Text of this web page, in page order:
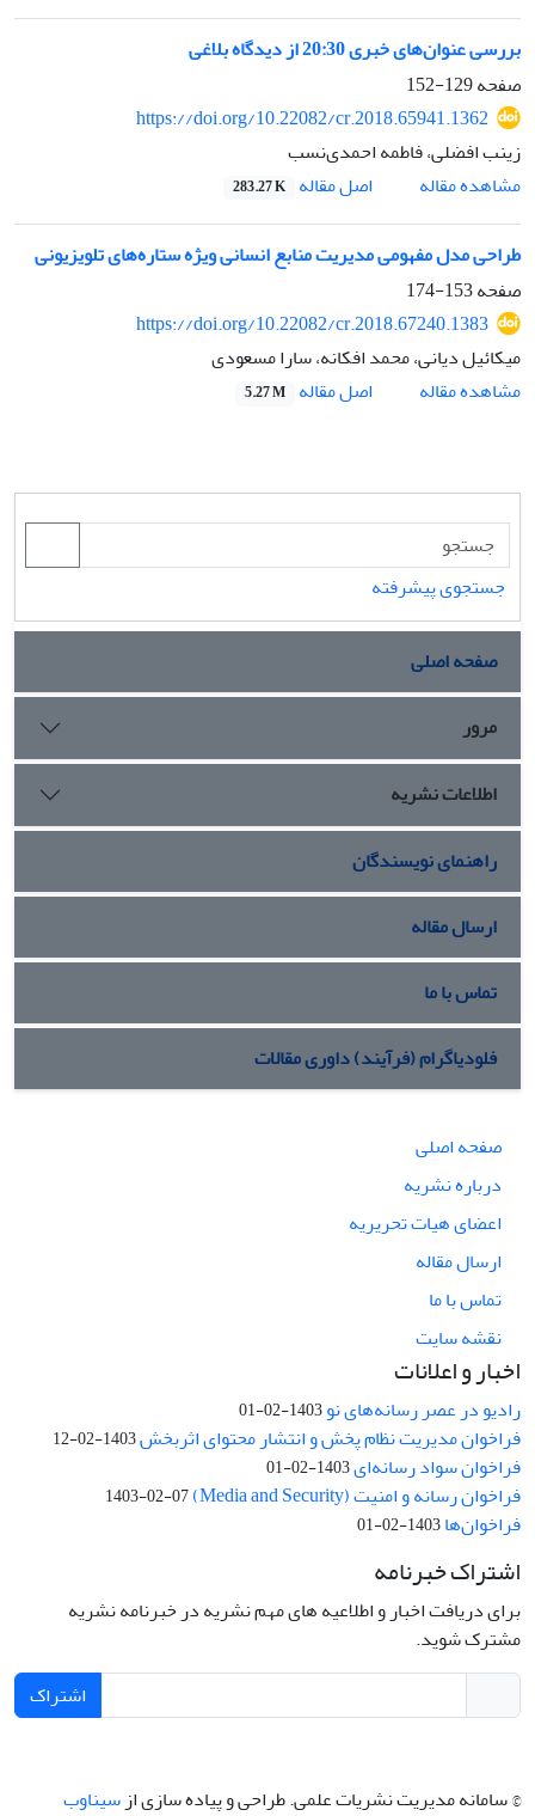
بررسی عنوان‌های خبری 20:30 از دیدگاه بلاغی
صفحه129-152
https://doi.org/10.22082/cr.2018.65941.1362
زینب افضلی، فاطمه احمدی‌نسب
مشاهده مقاله
اصل مقاله 283.27 K
طراحی مدل مفهومی مدیریت منابع انسانی ویژه ستاره‌های تلویزیونی
صفحه153-174
https://doi.org/10.22082/cr.2018.67240.1383
میکائیل دیانی، محمد افکانه، سارا مسعودی
مشاهده مقاله
اصل مقاله 5.27 M
جستجوی پیشرفته
صفحه اصلی
مرور
اطلاعات نشریه
راهنمای نویسندگان
ارسال مقاله
تماس با ما
فلودیاگرام (فرآیند) داوری مقالات
صفحه اصلی
درباره نشریه
اعضای هیات تحریریه
ارسال مقاله
تماس با ما
نقشه سایت
اخبار و اعلانات
رادیو در عصر رسانه‌های نو1403-02-01
فراخوان مدیریت نظام پخش و انتشار محتوای اثربخش1403-02-12
فراخوان سواد رسانه‌ای1403-02-01
فراخوان رسانه و امنیت (Media and Security) 1403-02-07
فراخوان‌ها1403-02-01
اشتراک خبرنامه
برای دریافت اخبار و اطلاعیه های مهم نشریه در خبرنامه نشریه
مشترک شوید.
اشتراک
© سامانه مدیریت نشریات علمی.طراحی و پیاده سازی از سیناوب